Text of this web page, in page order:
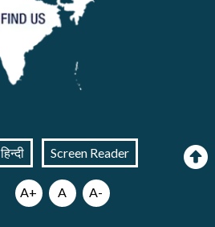
हिन्दी Screen Reader
A+ A A-